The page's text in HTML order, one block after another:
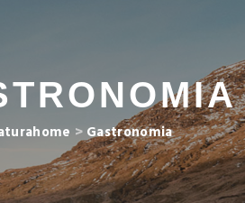
> Gastronomia